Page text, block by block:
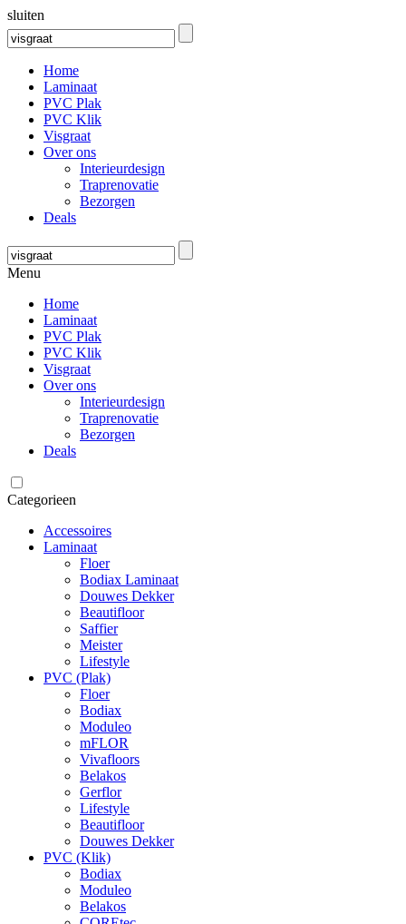
sluiten
Home
Laminaat
PVC Plak
PVC Klik
Visgraat
Over ons
Interieurdesign
Traprenovatie
Bezorgen
Deals
Menu
Home
Laminaat
PVC Plak
PVC Klik
Visgraat
Over ons
Interieurdesign
Traprenovatie
Bezorgen
Deals
Categorieen
Accessoires
Laminaat
Floer
Bodiax Laminaat
Douwes Dekker
Beautifloor
Saffier
Meister
Lifestyle
PVC (Plak)
Floer
Bodiax
Moduleo
mFLOR
Vivafloors
Belakos
Gerflor
Lifestyle
Beautifloor
Douwes Dekker
PVC (Klik)
Bodiax
Moduleo
Belakos